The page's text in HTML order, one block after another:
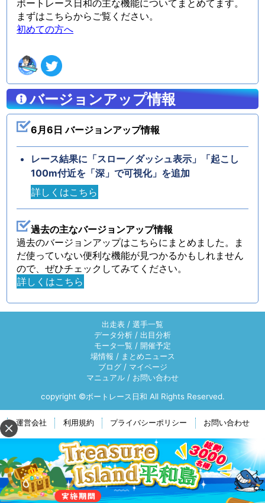
ボートレース日和の主な機能についてまとめてます。
まずはこちらからご覧ください。
初めての方へ
バージョンアップ情報
6月6日 バージョンアップ情報
レース結果に「スロー／ダッシュ表示」「起こし
100m付近を「深」で可視化」を追加
詳しくはこちら
過去の主なバージョンアップ情報
過去のバージョンアップはこちらにまとめました。ま
だ使っていない便利な機能が見つかるかもしれません
ので、ぜひチェックしてみてください。
詳しくはこちら
出走表 / 選手一覧
データ分析 / 出目分析
モータ一覧 / 開催予定
場情報 / まとめニュース
ブログ/ マイページ
マニュアル / お問い合わせ
copyright ©ボートレース日和 All Rights Reserved.
運営会社 利用規約 プライバシーポリシー お問い合わせ